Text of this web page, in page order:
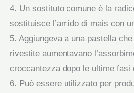
4. Un sostituto comune è la
sostituisce l’amido di mais con
5. Aggiungeva a una pastella
rivestite aumentavano
croccantezza dopo le ultime fasi
6. Può essere utilizzato per